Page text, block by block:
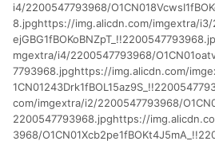
i4/2200547793968/
8.jpghttps://img.alicdn.com/imgextra/i3/
mgextra/i4/2200547793968/
7793968.jpghttps://img.alicdn.com/
com/imgextra/i2/2200547793968/
2200547793968.jpghttps://
3968/